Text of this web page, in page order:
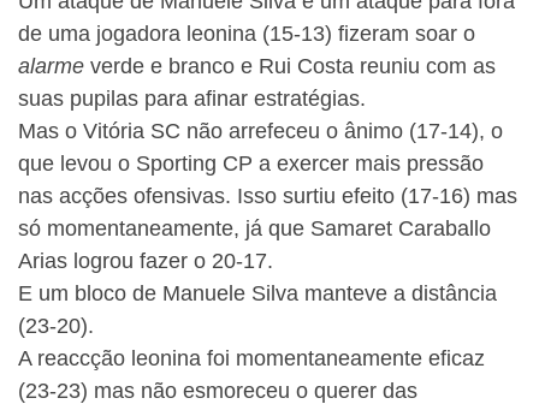
de uma jogadora leonina (15-13) fizeram soar o
alarme verde e branco e Rui Costa reuniu com as
suas pupilas para afinar estratégias.
Mas o Vitória SC não arrefeceu o ânimo (17-14), o
que levou o Sporting CP a exercer mais pressão
nas acções ofensivas. Isso surtiu efeito (17-16) mas
só momentaneamente, já que Samaret Caraballo
Arias logrou fazer o 20-17.
E um bloco de Manuele Silva manteve a distância
(23-20).
A reaccção leonina foi momentaneamente eficaz
(23-23) mas não esmoreceu o querer das